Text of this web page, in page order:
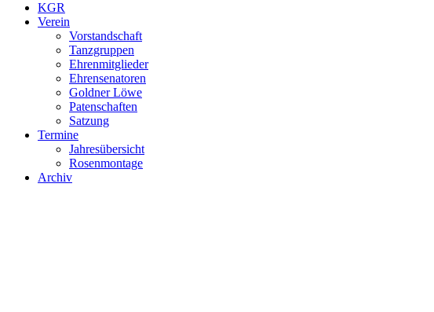
KGR
Verein
Vorstandschaft
Tanzgruppen
Ehrenmitglieder
Ehrensenatoren
Goldner Löwe
Patenschaften
Satzung
Termine
Jahresübersicht
Rosenmontage
Archiv